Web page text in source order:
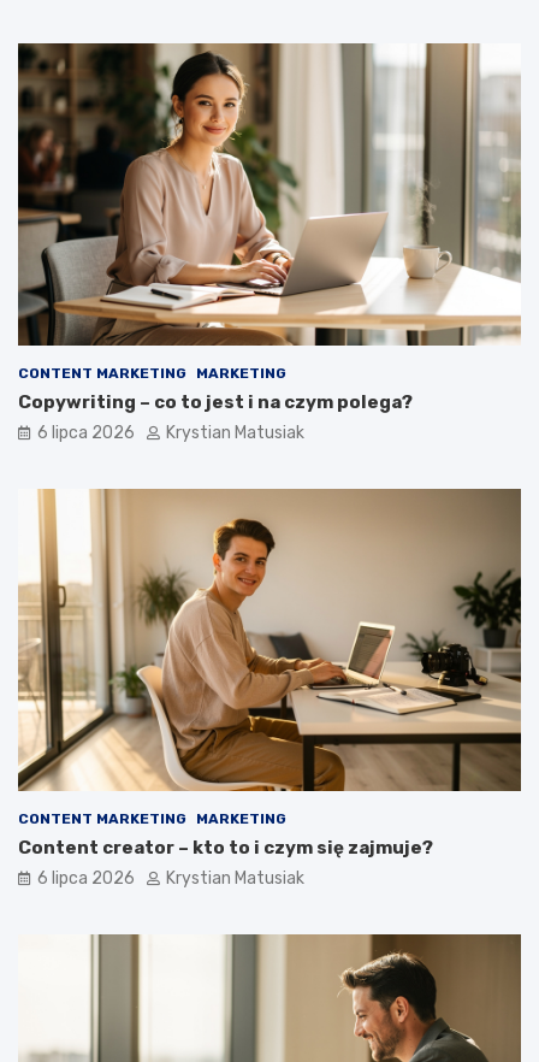
CONTENT MARKETING MARKETING
Copywriting – co to jest i na czym polega?
6 lipca 2026 Krystian Matusiak
CONTENT MARKETING MARKETING
Content creator – kto to i czym się zajmuje?
6 lipca 2026 Krystian Matusiak